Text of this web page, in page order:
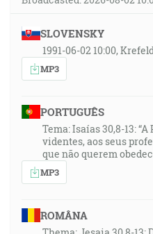
SLOVENSKY
1991-06-02 10:00,
MP3
PORTUGUÊS
Tema: Isaías 30,8-13:
videntes, aos seus
que não querem
MP3
ROMÂNA